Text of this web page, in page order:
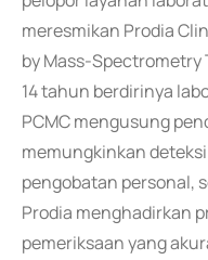
meresmikan Prodia
by Mass-
14 tahun berdirinya
PCMC mengusung
memungkinkan
pengobatan personal,
Prodia menghadirkan
pemeriksaan yang